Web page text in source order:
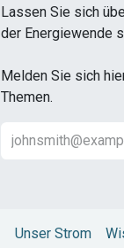
Lassen Sie sich
der Energiewende
Melden Sie sich
Themen.
Unser Strom